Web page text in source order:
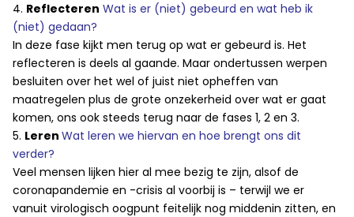
4. Reflecteren Wat is er (niet) gebeurd en wat heb ik
(niet) gedaan?
In deze fase kijkt men terug op wat er gebeurd is. Het
reflecteren is deels al gaande. Maar ondertussen werpen
besluiten over het wel of juist niet opheffen van
maatregelen plus de grote onzekerheid over wat er gaat
komen, ons ook steeds terug naar de fases 1, 2 en 3.
5. Leren Wat leren we hiervan en hoe brengt ons dit
verder?
Veel mensen lijken hier al mee bezig te zijn, alsof de
coronapandemie en -crisis al voorbij is – terwijl we er
vanuit virologisch oogpunt feitelijk nog middenin zitten, en